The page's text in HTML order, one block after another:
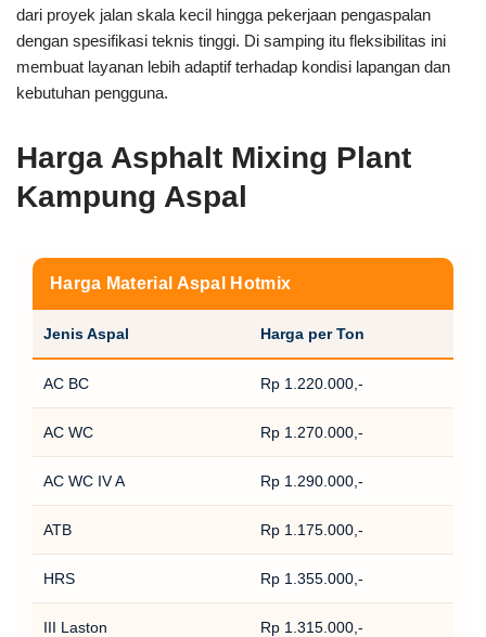
dari proyek jalan skala kecil hingga pekerjaan pengaspalan
dengan spesifikasi teknis tinggi. Di samping itu fleksibilitas ini
membuat layanan lebih adaptif terhadap kondisi lapangan dan
kebutuhan pengguna.
Harga Asphalt Mixing Plant
Kampung Aspal
Harga Material Aspal Hotmix
Jenis Aspal Harga per Ton
AC BC Rp 1.220.000,-
AC WC Rp 1.270.000,-
AC WC IV A Rp 1.290.000,-
ATB Rp 1.175.000,-
HRS Rp 1.355.000,-
III Laston Rp 1.315.000,-